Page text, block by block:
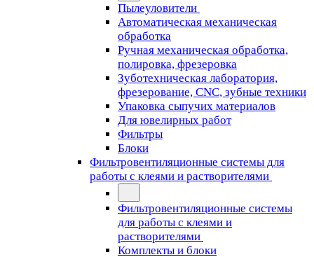
Пылеуловители
Автоматическая механическая
обработка
Ручная механическая обработка,
полировка, фрезеровка
Зуботехническая лаборатория,
фрезерование, CNC, зубные техники
Упаковка сыпучих материалов
Для ювелирных работ
Фильтры
Блоки
Фильтровентиляционные системы для
работы с клеями и растворителями
Фильтровентиляционные системы
для работы с клеями и
растворителями
Комплекты и блоки